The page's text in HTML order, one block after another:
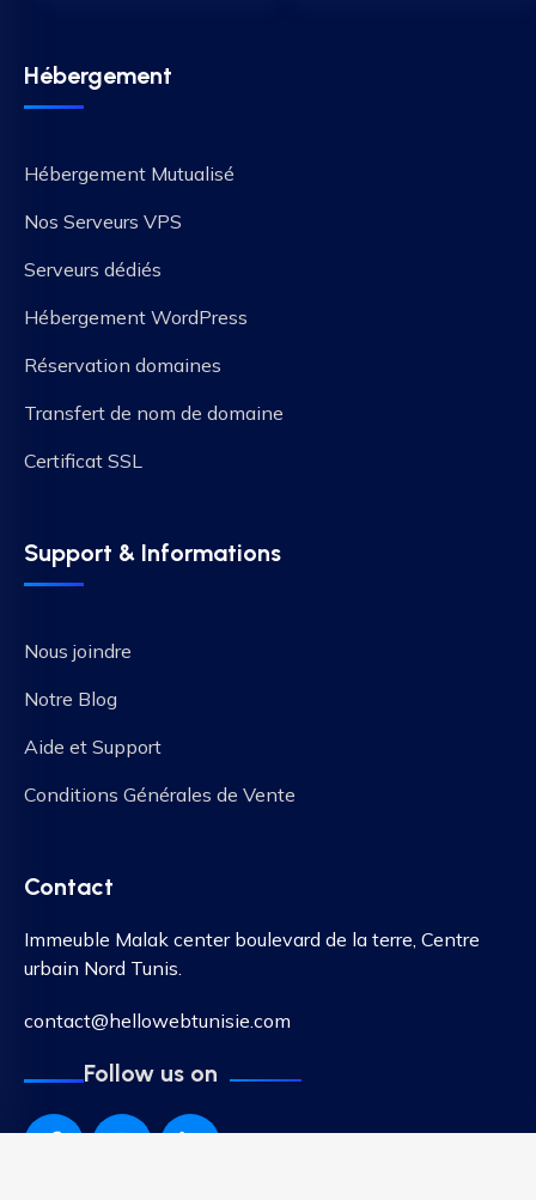
Hébergement
Hébergement Mutualisé
Nos Serveurs VPS
Serveurs dédiés
Hébergement WordPress
Réservation domaines
Transfert de nom de domaine
Certificat SSL
Support & Informations
Nous joindre
Notre Blog
Aide et Support
Conditions Générales de Vente
Contact
Immeuble Malak center boulevard de la terre, Centre
urbain Nord Tunis.
contact@hellowebtunisie.com
Follow us on